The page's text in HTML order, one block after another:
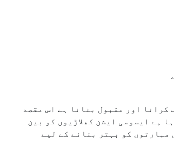
اور مقبول بنانا ہے اس مقصد
ہے ایسوسی ایشن کھلاڑیوں کو بین
مہارتوں کو بہتر بنانے کے لیے